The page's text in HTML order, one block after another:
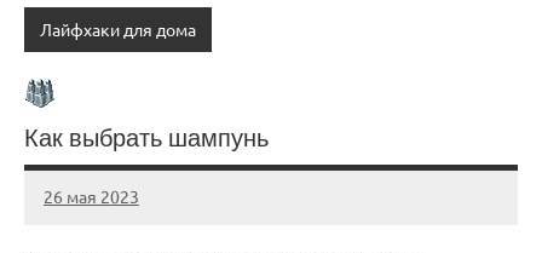
Лайфхаки для дома
Как выбрать шампунь
26 мая 2023
organic63_ru
Нет